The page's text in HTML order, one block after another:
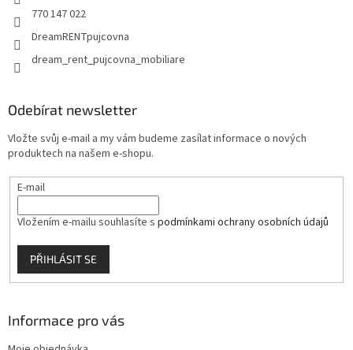
770 147 022
DreamRENTpujcovna
dream_rent_pujcovna_mobiliare
Odebírat newsletter
Vložte svůj e-mail a my vám budeme zasílat informace o nových
produktech na našem e-shopu.
E-mail
Vložením e-mailu souhlasíte s podmínkami ochrany osobních údajů
PŘIHLÁSIT SE
Informace pro vás